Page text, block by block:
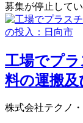
募集が停止して
工場でプ
料の運搬
株式会社テクノ